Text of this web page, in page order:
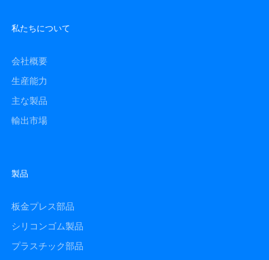
私たちについて
会社概要
生産能力
主な製品
輸出市場
製品
板金プレス部品
シリコンゴム製品
プラスチック部品